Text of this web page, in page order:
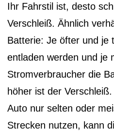
Ihr Fahrstil ist, desto
Verschleiß. Ähnlich
Batterie: Je öfter und je
entladen werden und je
Stromverbraucher die
höher ist der
Auto nur selten oder
Strecken nutzen, kann